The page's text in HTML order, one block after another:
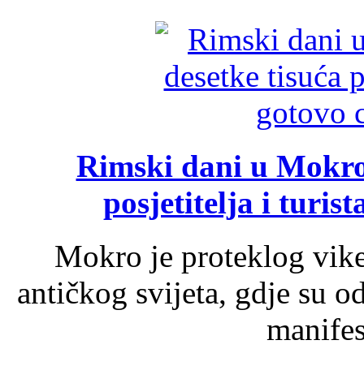
Rimski dani u
posjetitelja i
Mokro je proteklog
antičkog svijeta, gdje su